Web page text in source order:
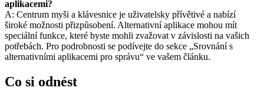
aplikacemi?
A: Centrum myši a klávesnice je uživatelsky přívětivé a nabízí
široké možnosti přizpůsobení. Alternativní aplikace mohou mít
speciální funkce, které byste mohli zvažovat v závislosti na vašich
potřebách. Pro podrobnosti se podívejte do sekce „Srovnání s
alternativními aplikacemi pro správu“ ve vašem článku.
Co si odnést